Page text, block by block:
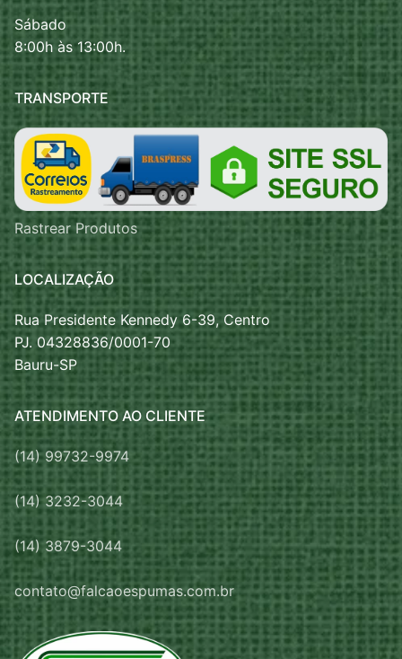
Sábado
8:00h às 13:00h.
TRANSPORTE
Rastrear Produtos
LOCALIZAÇÃO
Rua Presidente Kennedy 6-39, Centro
PJ. 04328836/0001-70
Bauru-SP
ATENDIMENTO AO CLIENTE
(14) 99732-9974
(14) 3232-3044
(14) 3879-3044
contato@falcaoespumas.com.br